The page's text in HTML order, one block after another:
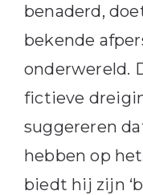
benaderd,
bekende
onderwereld.
fictieve
suggereren
hebben op
biedt hij zijn